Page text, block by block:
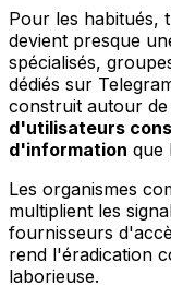
Pour les habitués,
devient presque
spécialisés,
dédiés sur
construit autour de
d'utilisateurs
d'information que
Les organismes
multiplient les
fournisseurs
rend l'éradication
laborieuse.